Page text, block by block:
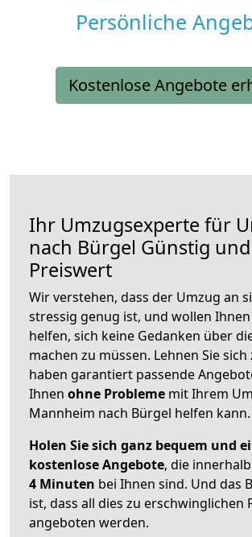
Persönliche
Kostenlose Angebote
Ihr Umzugsexperte für
nach Bürgel Günstig und
Preiswert
Wir verstehen, dass der Umzug an
stressig genug ist, und wollen
helfen, sich keine Gedanken über
machen zu müssen. Lehnen Sie
haben garantiert passende
Ihnen ohne Probleme mit Ihrem
Mannheim nach Bürgel helfen kann.
Holen Sie sich ganz bequem und
kostenlose Angebote, die
4 Minuten bei Ihnen sind. Und das
ist, dass all dies zu erschwinglichen
angeboten werden.